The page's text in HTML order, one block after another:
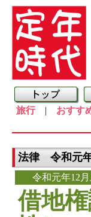
旅行| おすす
法律 令和元
令和元年12
借地